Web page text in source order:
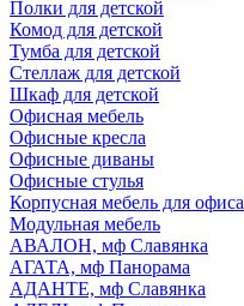
Полки для детской
Комод для детской
Тумба для детской
Стеллаж для детской
Шкаф для детской
Офисная мебель
Офисные кресла
Офисные диваны
Офисные стулья
Корпусная мебель для офиса
Модульная мебель
АВАЛОН, мф Славянка
АГАТА, мф Панорама
АДАНТЕ, мф Славянка